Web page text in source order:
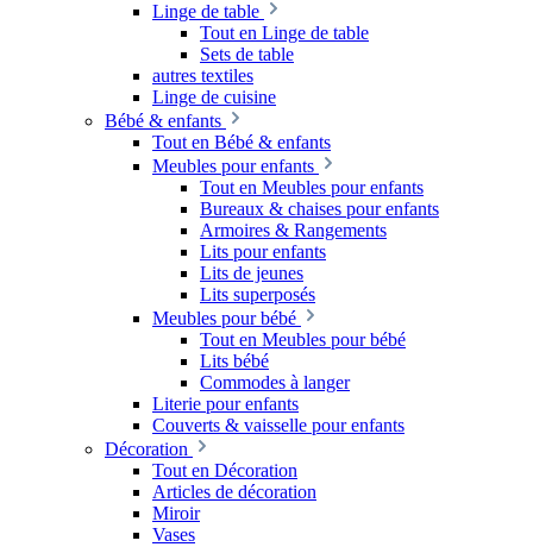
Linge de table
Tout en Linge de table
Sets de table
autres textiles
Linge de cuisine
Bébé & enfants
Tout en Bébé & enfants
Meubles pour enfants
Tout en Meubles pour enfants
Bureaux & chaises pour enfants
Armoires & Rangements
Lits pour enfants
Lits de jeunes
Lits superposés
Meubles pour bébé
Tout en Meubles pour bébé
Lits bébé
Commodes à langer
Literie pour enfants
Couverts & vaisselle pour enfants
Décoration
Tout en Décoration
Articles de décoration
Miroir
Vases